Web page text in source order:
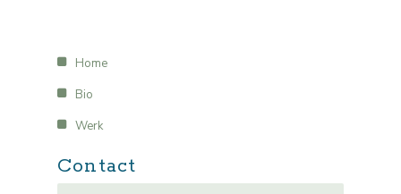
Home
Bio
Werk
Contact